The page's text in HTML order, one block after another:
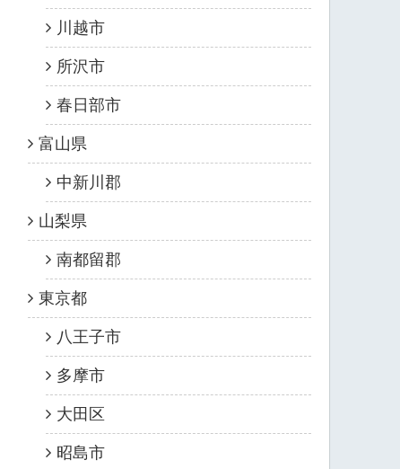
川越市
所沢市
春日部市
富山県
中新川郡
山梨県
南都留郡
東京都
八王子市
多摩市
大田区
昭島市